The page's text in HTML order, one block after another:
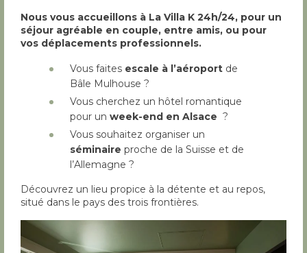
Nous vous accueillons à La Villa K 24h/24, pour un
séjour agréable en couple, entre amis, ou pour
vos déplacements professionnels.
Vous faites escale à l’aéroport de
Bâle Mulhouse ?
Vous cherchez un hôtel romantique
pour un week-end en Alsace ?
Vous souhaitez organiser un
séminaire proche de la Suisse et de
l’Allemagne ?
Découvrez un lieu propice à la détente et au repos,
situé dans le pays des trois frontières.